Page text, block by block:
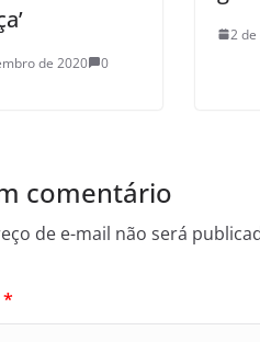
de 2020 0
2
comentário
de e-mail não será
*